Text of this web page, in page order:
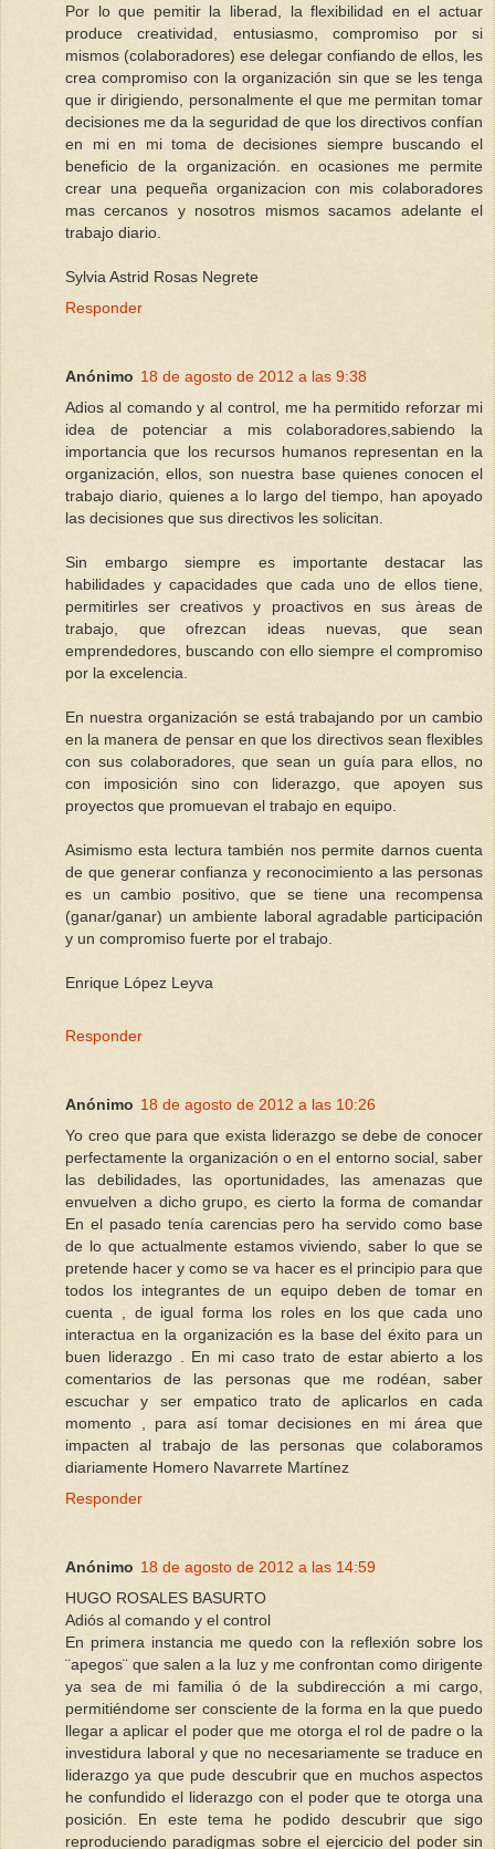
Por lo que pemitir la liberad, la flexibilidad en el actuar
produce creatividad, entusiasmo, compromiso por si
mismos (colaboradores) ese delegar confiando de ellos, les
crea compromiso con la organización sin que se les tenga
que ir dirigiendo, personalmente el que me permitan tomar
decisiones me da la seguridad de que los directivos confían
en mi en mi toma de decisiones siempre buscando el
beneficio de la organización. en ocasiones me permite
crear una pequeña organizacion con mis colaboradores
mas cercanos y nosotros mismos sacamos adelante el
trabajo diario.
Sylvia Astrid Rosas Negrete
Responder
Anónimo 18 de agosto de 2012 a las 9:38
Adios al comando y al control, me ha permitido reforzar mi
idea de potenciar a mis colaboradores,sabiendo la
importancia que los recursos humanos representan en la
organización, ellos, son nuestra base quienes conocen el
trabajo diario, quienes a lo largo del tiempo, han apoyado
las decisiones que sus directivos les solicitan.
Sin embargo siempre es importante destacar las
habilidades y capacidades que cada uno de ellos tiene,
permitirles ser creativos y proactivos en sus àreas de
trabajo, que ofrezcan ideas nuevas, que sean
emprendedores, buscando con ello siempre el compromiso
por la excelencia.
En nuestra organización se está trabajando por un cambio
en la manera de pensar en que los directivos sean flexibles
con sus colaboradores, que sean un guía para ellos, no
con imposición sino con liderazgo, que apoyen sus
proyectos que promuevan el trabajo en equipo.
Asimismo esta lectura también nos permite darnos cuenta
de que generar confianza y reconocimiento a las personas
es un cambio positivo, que se tiene una recompensa
(ganar/ganar) un ambiente laboral agradable participación
y un compromiso fuerte por el trabajo.
Enrique López Leyva
Responder
Anónimo 18 de agosto de 2012 a las 10:26
Yo creo que para que exista liderazgo se debe de conocer
perfectamente la organización o en el entorno social, saber
las debilidades, las oportunidades, las amenazas que
envuelven a dicho grupo, es cierto la forma de comandar
En el pasado tenía carencias pero ha servido como base
de lo que actualmente estamos viviendo, saber lo que se
pretende hacer y como se va hacer es el principio para que
todos los integrantes de un equipo deben de tomar en
cuenta , de igual forma los roles en los que cada uno
interactua en la organización es la base del éxito para un
buen liderazgo . En mi caso trato de estar abierto a los
comentarios de las personas que me rodéan, saber
escuchar y ser empatico trato de aplicarlos en cada
momento , para así tomar decisiones en mi área que
impacten al trabajo de las personas que colaboramos
diariamente Homero Navarrete Martínez
Responder
Anónimo 18 de agosto de 2012 a las 14:59
HUGO ROSALES BASURTO
Adiós al comando y el control
En primera instancia me quedo con la reflexión sobre los
¨apegos¨ que salen a la luz y me confrontan como dirigente
ya sea de mi familia ó de la subdirección a mi cargo,
permitiéndome ser consciente de la forma en la que puedo
llegar a aplicar el poder que me otorga el rol de padre o la
investidura laboral y que no necesariamente se traduce en
liderazgo ya que pude descubrir que en muchos aspectos
he confundido el liderazgo con el poder que te otorga una
posición. En este tema he podido descubrir que sigo
reproduciendo paradigmas sobre el ejercicio del poder sin